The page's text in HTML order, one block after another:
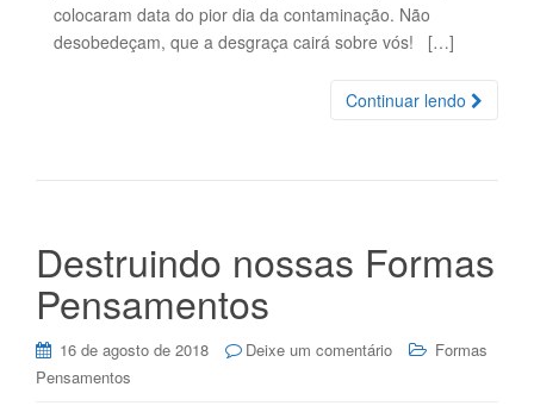
colocaram data do pior dia da contaminação. Não
desobedeçam, que a desgraça cairá sobre vós! […]
Continuar lendo
Destruindo nossas Formas
Pensamentos
16 de agosto de 2018 Deixe um comentário
Formas
Pensamentos